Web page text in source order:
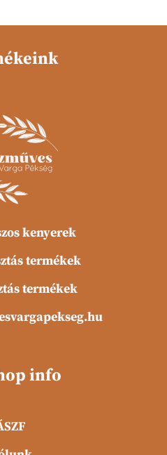
kenyerek
termékek
termékek
info